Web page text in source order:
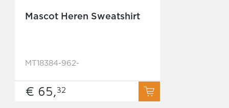
Mascot Heren Sweatshirt
MT18384-962-
€ 65,32